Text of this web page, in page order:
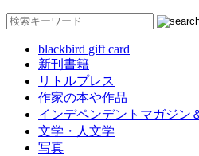
blackbird gift card
新刊書籍
リトルプレス
作家の本や作品
インデペンデントマガジン
文学・人文学
写真